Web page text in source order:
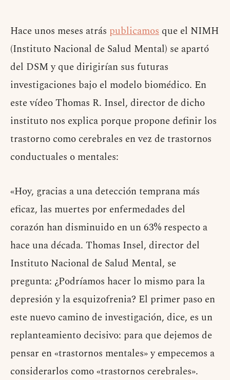
Hace unos meses atrás publicamos que el NIMH
(Instituto Nacional de Salud Mental) se apartó
del DSM y que dirigirían sus futuras
investigaciones bajo el modelo biomédico. En
este vídeo Thomas R. Insel, director de dicho
instituto nos explica porque propone definir los
trastorno como cerebrales en vez de trastornos
conductuales o mentales:
«Hoy, gracias a una detección temprana más
eficaz, las muertes por enfermedades del
corazón han disminuido en un 63% respecto a
hace una década. Thomas Insel, director del
Instituto Nacional de Salud Mental, se
pregunta: ¿Podríamos hacer lo mismo para la
depresión y la esquizofrenia? El primer paso en
este nuevo camino de investigación, dice, es un
replanteamiento decisivo: para que dejemos de
pensar en «trastornos mentales» y empecemos a
considerarlos como «trastornos cerebrales».